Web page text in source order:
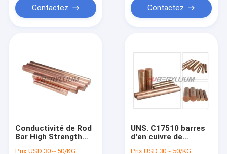
Vidéos
Contactez Contactez
Conductivité de Rod
Bar High Strength
Prix:USD 30～50/KG
UNS. C17510 barres
d'en cuivre de
Prix:USD 30～50/KG